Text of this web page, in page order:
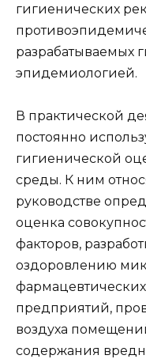
гигиенических
разрабатываемых
эпидемиологией.
В практической
постоянно
гигиенической
среды. К ним
руководстве
оценка
факторов,
оздоровлению
предприятий,
воздуха
содержания